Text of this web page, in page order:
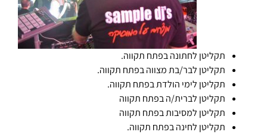
תקליטן לחתונה בפתח תקווה.
תקליטן לבר/בת מצווה בפתח תקווה.
תקליטן לימי הולדת בפתח תקווה.
תקליטן לברית/ה בפתח תקווה
תקליטן למסיבות בפתח תקווה
תקליטן לחינה בפתח תקווה.